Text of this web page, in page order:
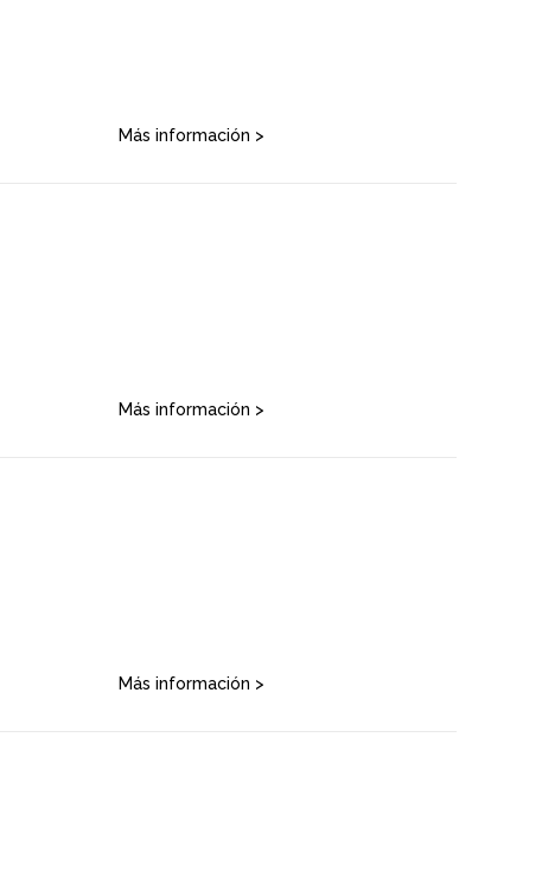
Más información >
Más información >
Más información >